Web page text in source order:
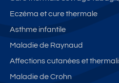
Eczéma et cure thermale
Asthme infantile
Maladie de Raynaud
Affections cutanées et
Maladie de Crohn